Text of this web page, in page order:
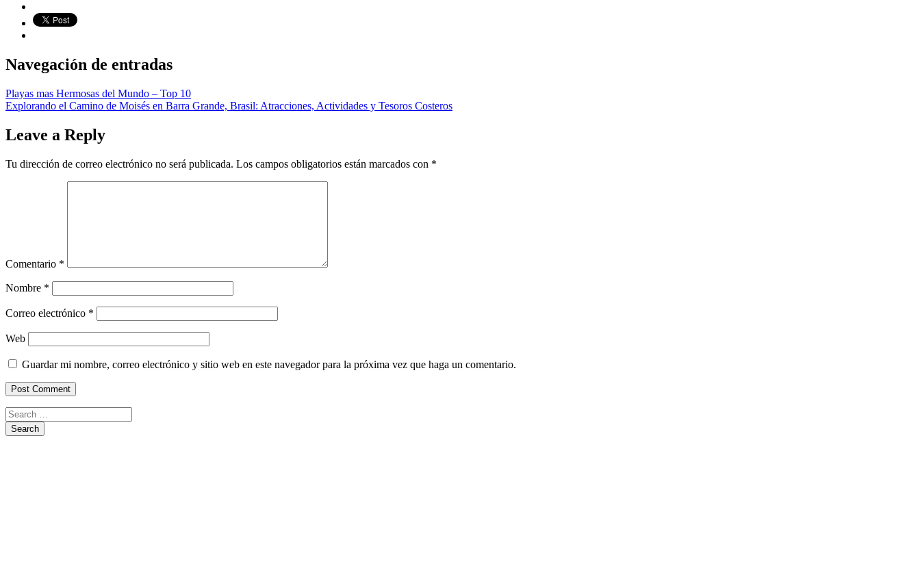
Navegación de entradas
Playas mas Hermosas del Mundo – Top 10
Explorando el Camino de Moisés en Barra Grande, Brasil: Atracciones, Actividades y Tesoros Costeros
Leave a Reply
Tu dirección de correo electrónico no será publicada. Los campos obligatorios están marcados con *
Comentario *
Nombre *
Correo electrónico *
Web
Guardar mi nombre, correo electrónico y sitio web en este navegador para la próxima vez que haga un comentario.